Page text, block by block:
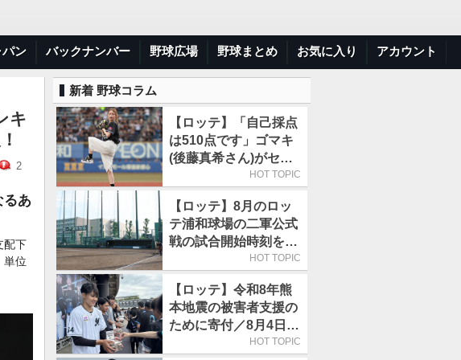
ン バックナンバー 野球広場 野球まとめ お気に入り アカウント
キ
2
るあ
配下
単位
新着 野球コラム
【ロッテ】「自己採点
は510点です」ゴマキ
(後藤真希さん)がセレ
モニアルピッチHOT TOPIC
【ロッテ】8月のロッ
テ浦和球場の二軍公式
戦の試合開始時刻を午
前10時30分に変更HOT TOPIC
【ロッテ】令和8年熊
本地震の被害者支援の
ために寄付／8月4日に
は選手たちが募金箱を
HOT TOPIC